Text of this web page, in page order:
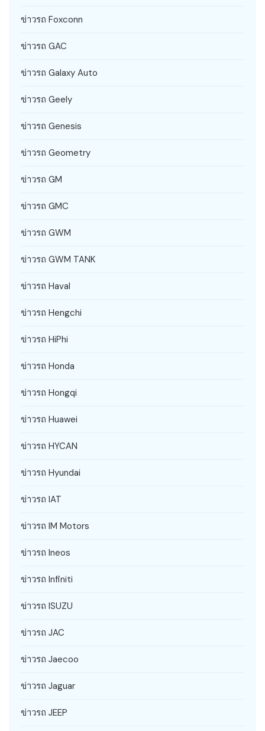
ข่าวรถ Foxconn
ข่าวรถ GAC
ข่าวรถ Galaxy Auto
ข่าวรถ Geely
ข่าวรถ Genesis
ข่าวรถ Geometry
ข่าวรถ GM
ข่าวรถ GMC
ข่าวรถ GWM
ข่าวรถ GWM TANK
ข่าวรถ Haval
ข่าวรถ Hengchi
ข่าวรถ HiPhi
ข่าวรถ Honda
ข่าวรถ Hongqi
ข่าวรถ Huawei
ข่าวรถ HYCAN
ข่าวรถ Hyundai
ข่าวรถ IAT
ข่าวรถ IM Motors
ข่าวรถ Ineos
ข่าวรถ Infiniti
ข่าวรถ ISUZU
ข่าวรถ JAC
ข่าวรถ Jaecoo
ข่าวรถ Jaguar
ข่าวรถ JEEP